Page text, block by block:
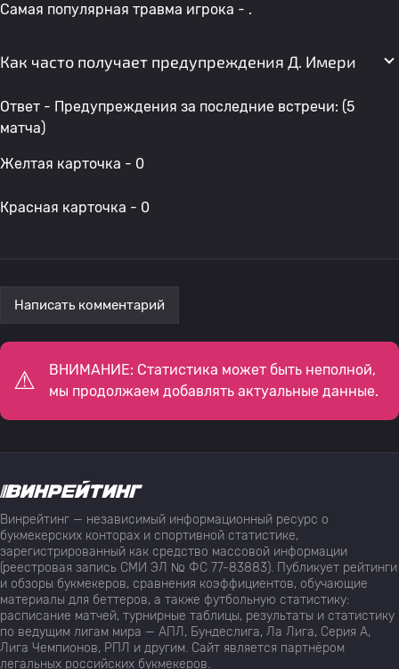
Самая популярная травма игрока - .
Как часто получает предупреждения Д. Имери
Ответ - Предупреждения за последние встречи: (5
матча)
Желтая карточка - 0
Красная карточка - 0
Написать комментарий
ВНИМАНИЕ: Статистика может быть неполной,
мы продолжаем добавлять актуальные данные.
Винрейтинг — независимый информационный ресурс о
букмекерских конторах и спортивной статистике,
зарегистрированный как средство массовой информации
(реестровая запись СМИ ЭЛ № ФС 77-83883). Публикует рейтинги
и обзоры букмекеров, сравнения коэффициентов, обучающие
материалы для беттеров, а также футбольную статистику:
расписание матчей, турнирные таблицы, результаты и статистику
по ведущим лигам мира — АПЛ, Бундеслига, Ла Лига, Серия А,
Лига Чемпионов, РПЛ и другим. Сайт является партнёром
легальных российских букмекеров.